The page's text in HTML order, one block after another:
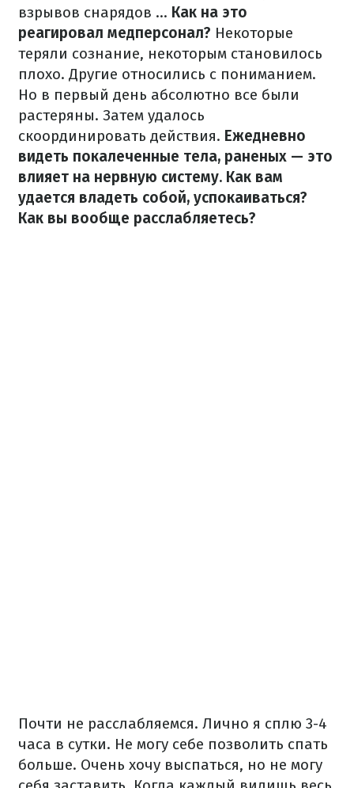
взрывов снарядов ... Как на это
реагировал медперсонал? Некоторые
теряли сознание, некоторым становилось
плохо. Другие относились с пониманием.
Но в первый день абсолютно все были
растеряны. Затем удалось
скоординировать действия. Ежедневно
видеть покалеченные тела, раненых — это
влияет на нервную систему. Как вам
удается владеть собой, успокаиваться?
Как вы вообще расслабляетесь?
Почти не расслабляемся. Лично я сплю 3-4
часа в сутки. Не могу себе позволить спать
больше. Очень хочу выспаться, но не могу